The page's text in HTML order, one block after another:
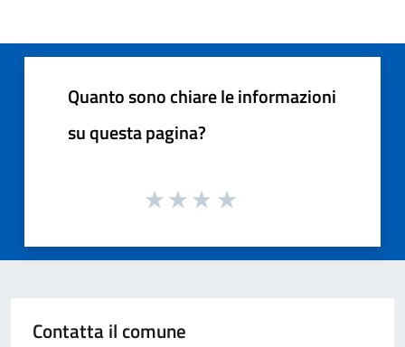
Quanto sono chiare le informazioni
su questa pagina?
Contatta il comune